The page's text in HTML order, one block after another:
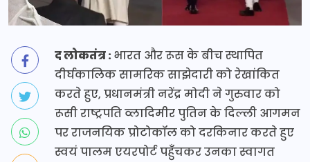
द लोकतंत्र :भारत और रूस के बीच स्थापित
दीर्घकालिक सामरिक साझेदारी को रेखांकित
करते हुए, प्रधानमंत्री नरेंद्र मोदी ने गुरुवार को
रूसी राष्ट्रपति व्लादिमीर पुतिन के दिल्ली आगमन
पर राजनयिक प्रोटोकॉल को दरकिनार करते हुए
स्वयं पालम एयरपोर्ट पहुँचकर उनका स्वागत